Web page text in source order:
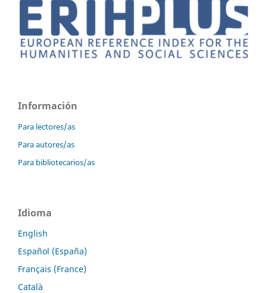
Información
Para lectores/as
Para autores/as
Para bibliotecarios/as
Idioma
English
Español (España)
Français (France)
Català